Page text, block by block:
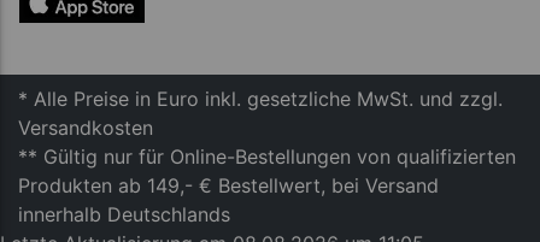
* Alle Preise in Euro inkl. gesetzliche MwSt. und zzgl.
Versandkosten
** Gültig nur für Online-Bestellungen von qualifizierten
Produkten ab 149,- € Bestellwert, bei Versand
innerhalb Deutschlands